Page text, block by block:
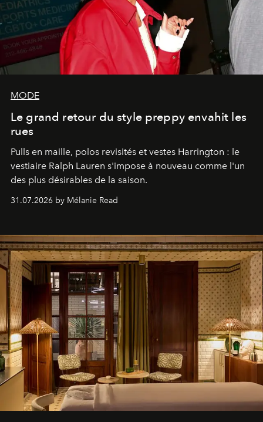
MODE
Le grand retour du style preppy envahit les
rues
Pulls en maille, polos revisités et vestes Harrington : le
vestiaire Ralph Lauren s'impose à nouveau comme l'un
des plus désirables de la saison.
31.07.2026 by Mélanie Read